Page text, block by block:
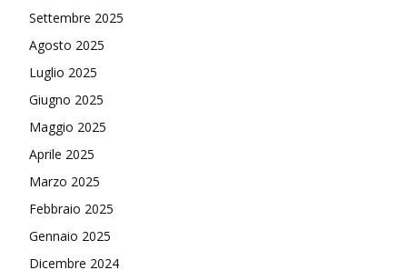
Settembre 2025
Agosto 2025
Luglio 2025
Giugno 2025
Maggio 2025
Aprile 2025
Marzo 2025
Febbraio 2025
Gennaio 2025
Dicembre 2024